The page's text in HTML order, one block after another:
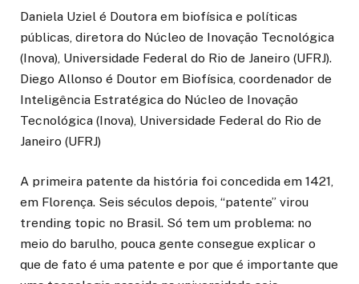
Daniela Uziel é Doutora em biofísica e políticas
públicas, diretora do Núcleo de Inovação Tecnológica
(Inova), Universidade Federal do Rio de Janeiro (UFRJ).
Diego Allonso é Doutor em Biofísica, coordenador de
Inteligência Estratégica do Núcleo de Inovação
Tecnológica (Inova), Universidade Federal do Rio de
Janeiro (UFRJ)
A primeira patente da história foi concedida em 1421,
em Florença. Seis séculos depois, “patente” virou
trending topic no Brasil. Só tem um problema: no
meio do barulho, pouca gente consegue explicar o
que de fato é uma patente e por que é importante que